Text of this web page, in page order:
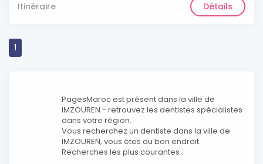
Itinéraire Détails
1
PagesMaroc est présent dans la ville de
IMZOUREN - retrouvez les dentistes spécialistes
dans votre région.
Vous recherchez un dentiste dans la ville de
IMZOUREN, vous êtes au bon endroit.
Recherches les plus courantes :